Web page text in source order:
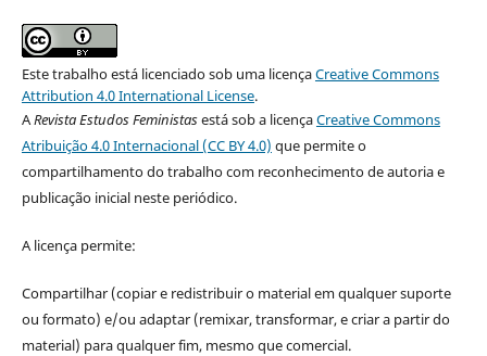
Este trabalho está licenciado sob uma licençaCreative Commons
Attribution 4.0 International License.
ARevista Estudos Feministasestá sob a licençaCreative Commons
Atribuição 4.0 Internacional (CC BY 4.0) que permite o
compartilhamento do trabalho com reconhecimento de autoria e
publicação inicial neste periódico.
A licença permite:
Compartilhar (copiar e redistribuir o material em qualquer suporte
ou formato) e/ou adaptar (remixar, transformar, e criar a partir do
material) para qualquer fim, mesmo que comercial.